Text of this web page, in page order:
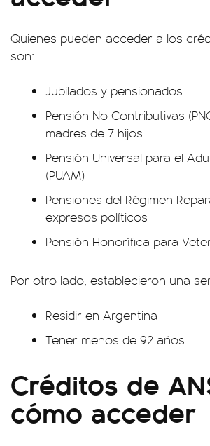
Quienes pueden acceder a los
son:
Jubilados y pensionados
Pensión No Contributivas
madres de 7 hijos
Pensión Universal para el
(PUAM)
Pensiones del Régimen
expresos políticos
Pensión Honorífica para
Por otro lado, establecieron una
Residir en Argentina
Tener menos de 92 años
Créditos de
cómo acceder